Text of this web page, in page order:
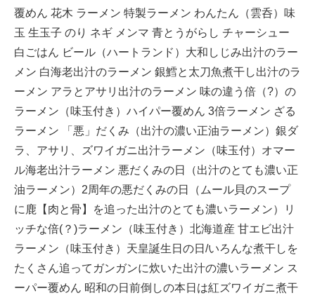
覆めん 花木 ラーメン 特製ラーメン わんたん（雲呑）味
玉 生玉子 のり ネギ メンマ 青とうがらし チャーシュー
白ごはん ビール（ハートランド）大和しじみ出汁のラー
メン 白海老出汁のラーメン 銀鱈と太刀魚煮干し出汁のラ
ーメン アラとアサリ出汁のラーメン 味の違う倍（?）の
ラーメン（味玉付き）ハイパー覆めん 3倍ラーメン ざる
ラーメン 「悪」だくみ（出汁の濃い正油ラーメン）銀ダ
ラ、アサリ、ズワイガニ出汁ラーメン（味玉付）オマー
ル海老出汁ラーメン 悪だくみの日（出汁のとても濃い正
油ラーメン）2周年の悪だくみの日（ムール貝のスープ
に鹿【肉と骨】を追った出汁のとても濃いラーメン）リ
ッチな倍(？)ラーメン（味玉付き）北海道産 甘エビ出汁
ラーメン（味玉付き）天皇誕生日の日/いろんな煮干しを
たくさん追ってガンガンに炊いた出汁の濃いラーメン ス
ーパー覆めん 昭和の日前倒しの本日は紅ズワイガニ煮干